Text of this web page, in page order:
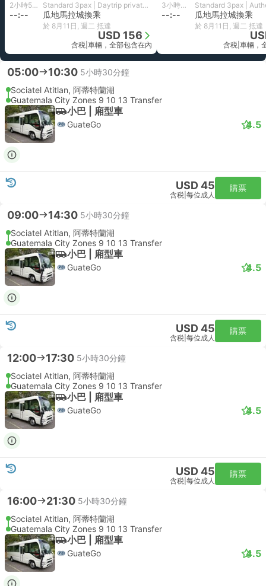
2小時52分鐘 Standard 3pax | Daytrip private transfer with English speaking driver
--:-- 瓜地馬拉城換乘
於 8月11日, 週二 抵達
USD 156
含税 車輛，全部包含在內
3小時30分鐘
--:-- 瓜地馬拉城換乘
於 8月11日, 週二 抵達
含税 車輛，
05:00 10:30 5小時30分鐘
Sociatel Atitlan, 阿蒂特蘭湖
Guatemala City Zones 9 10 13 Transfer
小巴 | 廂型車
GuateGo 4.5
USD 45
含税 每位成人
購票
09:00 14:30 5小時30分鐘
Sociatel Atitlan, 阿蒂特蘭湖
Guatemala City Zones 9 10 13 Transfer
小巴 | 廂型車
GuateGo 4.5
USD 45
含税 每位成人
購票
12:00 17:30 5小時30分鐘
Sociatel Atitlan, 阿蒂特蘭湖
Guatemala City Zones 9 10 13 Transfer
小巴 | 廂型車
GuateGo 4.5
USD 45
含税 每位成人
購票
16:00 21:30 5小時30分鐘
Sociatel Atitlan, 阿蒂特蘭湖
Guatemala City Zones 9 10 13 Transfer
小巴 | 廂型車
GuateGo 4.5